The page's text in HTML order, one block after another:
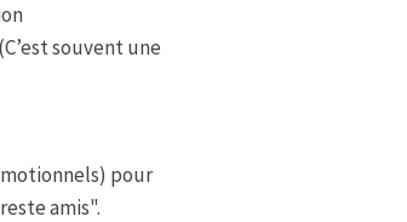
souvent une
pour
amis".